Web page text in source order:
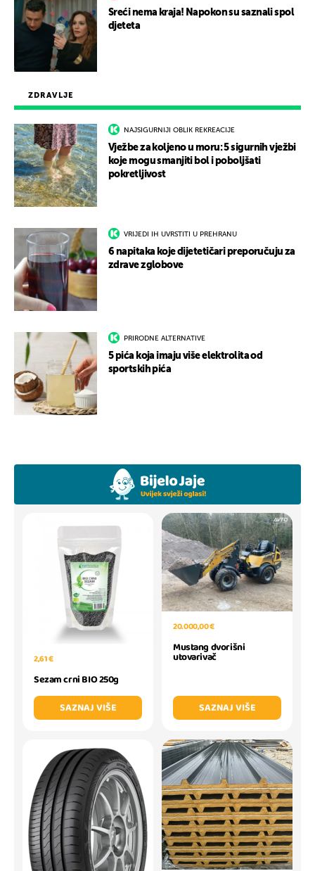
ZDRAVLJE
NAJSIGURNIJI OBLIK REKREACIJE
Vježbe za koljeno u moru: 5 sigurnih vježbi
koje mogu smanjiti bol i poboljšati
pokretljivost
VRIJEDI IH UVRSTITI U PREHRANU
6 napitaka koje dijetetičari preporučuju za
zdrave zglobove
PRIRODNE ALTERNATIVE
5 pića koja imaju više elektrolita od
sportskih pića
Sreći nema kraja! Napokon su saznali spol
djeteta
2,61 €
Sezam crni BIO 250g
SAZNAJ VIŠE
20.000,00 €
Mustang dvorišni
utovarivač
SAZNAJ VIŠE